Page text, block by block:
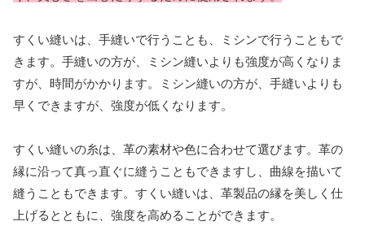
すくい縫いは、手縫いで行うことも、ミシンで行うこともで
きます。手縫いの方が、ミシン縫いよりも強度が高くなりま
すが、時間がかかります。ミシン縫いの方が、手縫いよりも
早くできますが、強度が低くなります。
すくい縫いの糸は、革の素材や色に合わせて選びます。革の
縁に沿って真っ直ぐに縫うこともできますし、曲線を描いて
縫うこともできます。すくい縫いは、革製品の縁を美しく仕
上げるとともに、強度を高めることができます。